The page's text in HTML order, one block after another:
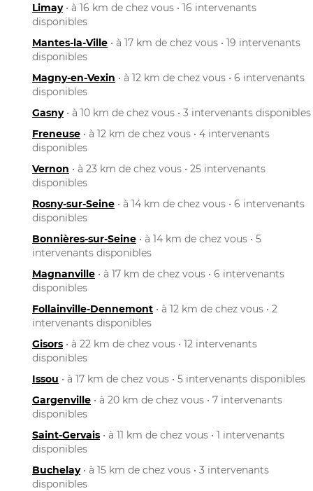
Limay• à 16 km de chez vous • 16 intervenants
disponibles
Mantes-la-Ville • à 17 km de chez vous • 19 intervenants
disponibles
Magny-en-Vexin • à 12 km de chez vous • 6 intervenants
disponibles
Gasny• à 10 km de chez vous • 3 intervenants disponibles
Freneuse • à 12 km de chez vous • 4 intervenants
disponibles
Vernon • à 23 km de chez vous • 25 intervenants
disponibles
Rosny-sur-Seine • à 14 km de chez vous • 6 intervenants
disponibles
Bonnières-sur-Seine • à 14 km de chez vous • 5
intervenants disponibles
Magnanville • à 17 km de chez vous • 6 intervenants
disponibles
Follainville-Dennemont • à 12 km de chez vous • 2
intervenants disponibles
Gisors • à 22 km de chez vous • 12 intervenants
disponibles
Issou • à 17 km de chez vous • 5 intervenants disponibles
Gargenville • à 20 km de chez vous • 7 intervenants
disponibles
Saint-Gervais • à 11 km de chez vous • 1 intervenants
disponibles
Buchelay• à 15 km de chez vous • 3 intervenants
disponibles